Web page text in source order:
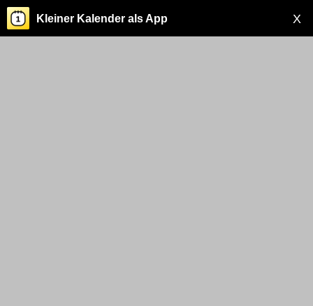
X
Kleiner Kalender als App